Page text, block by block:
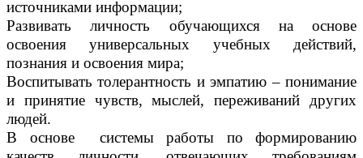
источниками информации;
Развивать личность обучающихся на основе
освоения универсальных учебных действий,
познания и освоения мира;
Воспитывать толерантность и эмпатию – понимание
и принятие чувств, мыслей, переживаний других
людей.
В основе системы работы по формированию